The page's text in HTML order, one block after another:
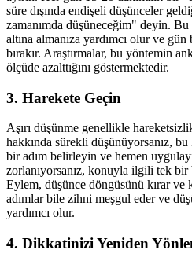
süre dışında endişeli düşünceler
zamanımda düşüneceğim" deyin.
altına almanıza yardımcı olur ve
bırakır. Araştırmalar, bu yöntemin
ölçüde azalttığını göstermektedir.
3. Harekete Geçin
Aşırı düşünme genellikle
hakkında sürekli düşünüyorsanız,
bir adım belirleyin ve hemen
zorlanıyorsanız, konuyla ilgili tek
Eylem, düşünce döngüsünü kırar
adımlar bile zihni meşgul eder ve
yardımcı olur.
4. Dikkatinizi Yeniden